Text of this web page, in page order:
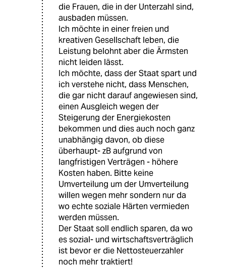
die Frauen, die in der Unterzahl sind,
ausbaden müssen.
Ich möchte in einer freien und
kreativen Gesellschaft leben, die
Leistung belohnt aber die Ärmsten
nicht leiden lässt.
Ich möchte, dass der Staat spart und
ich verstehe nicht, dass Menschen,
die gar nicht darauf angewiesen sind,
einen Ausgleich wegen der
Steigerung der Energiekosten
bekommen und dies auch noch ganz
unabhängig davon, ob diese
überhaupt- zB aufgrund von
langfristigen Verträgen - höhere
Kosten haben. Bitte keine
Umverteilung um der Umverteilung
willen wegen mehr sondern nur da
wo echte soziale Härten vermieden
werden müssen.
Der Staat soll endlich sparen, da wo
es sozial- und wirtschaftsverträglich
ist bevor er die Nettosteuerzahler
noch mehr traktiert!